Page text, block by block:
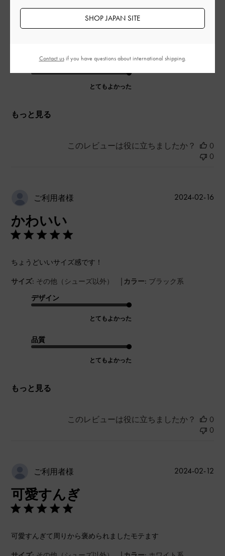
サイズ: その他（シューズ以外） |カラー: ホワイト系
とてもよかった
もっと見る
このレビューは役に立ちましたか？
0
0
ご利用者様
かわいい
ちょうどいいサイズ感です！
サイズ: その他（シューズ以外） | カラー: ブラック系
デザイン
とてもよかった
品質
とてもよかった
もっと見る
公
2024-02-16
このレビューは役に立ちましたか？
0
0
ご利用者様
可愛すんぎ
可愛すんぎて周りから褒められましたモテます
公
2024-02-12
SHOP JAPAN SITE
Contact usif you have questions about international shipping.